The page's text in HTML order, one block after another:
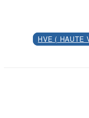
HVE ( HAUTE